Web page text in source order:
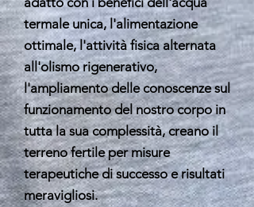
termale unica, l'alimentazione
ottimale, l'attività fisica alternata
all'olismo rigenerativo,
l'ampliamento delle conoscenze sul
funzionamento del nostro corpo in
tutta la sua complessità, creano il
terreno fertile per misure
terapeutiche di successo e risultati
meravigliosi.